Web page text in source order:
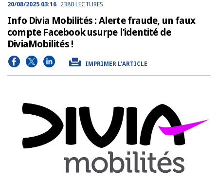
20/08/2025 03:16 2380 LECTURES
Info Divia Mobilités : Alerte fraude, un faux
compte Facebook usurpe l’identité de
DiviaMobilités !
IMPRIMER L'ARTICLE